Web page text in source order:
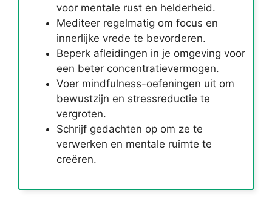
voor mentale rust en helderheid.
Mediteer regelmatig om focus en
innerlijke vrede te bevorderen.
Beperk afleidingen in je omgeving voor
een beter concentratievermogen.
Voer mindfulness-oefeningen uit om
bewustzijn en stressreductie te
vergroten.
Schrijf gedachten op om ze te
verwerken en mentale ruimte te
creëren.